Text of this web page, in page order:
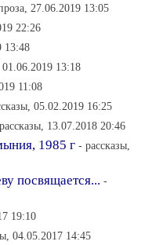
27.06.2019 13:05
22:26
13:48
13:18
11:08
05.02.2019 16:25
13.07.2018 20:46
1985 г - рассказы,
посвящается... -
19:10
04.05.2017 14:45